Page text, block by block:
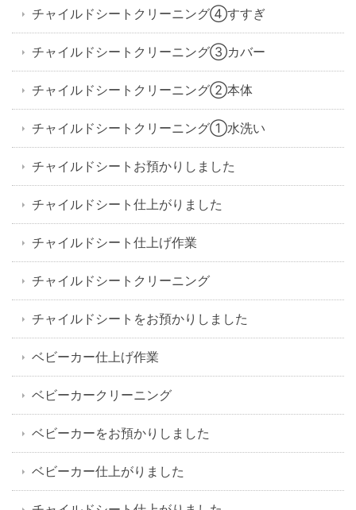
チャイルドシートクリーニング④すすぎ
チャイルドシートクリーニング③カバー
チャイルドシートクリーニング②本体
チャイルドシートクリーニング①水洗い
チャイルドシートお預かりしました
チャイルドシート仕上がりました
チャイルドシート仕上げ作業
チャイルドシートクリーニング
チャイルドシートをお預かりしました
ベビーカー仕上げ作業
ベビーカークリーニング
ベビーカーをお預かりしました
ベビーカー仕上がりました